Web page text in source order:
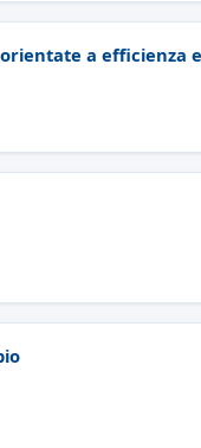
a efficienza